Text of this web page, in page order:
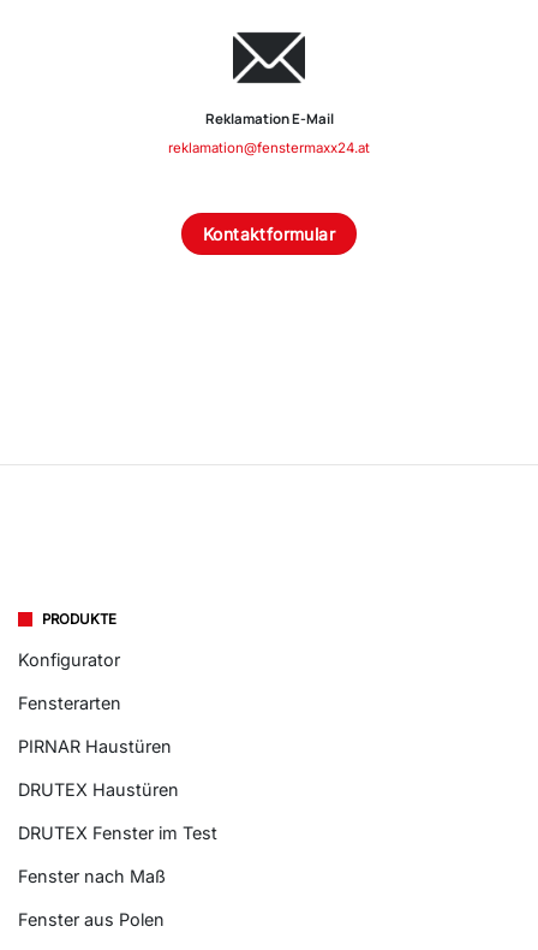
Reklamation E-Mail
reklamation@fenstermaxx24.at
Kontaktformular
PRODUKTE
Konfigurator
Fensterarten
PIRNAR Haustüren
DRUTEX Haustüren
DRUTEX Fenster im Test
Fenster nach Maß
Fenster aus Polen